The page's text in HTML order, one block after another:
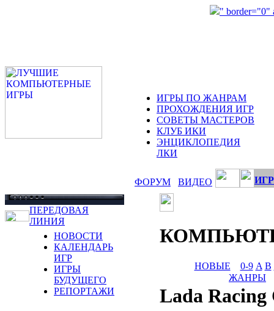
" border="0"
ИГРЫ ПО ЖАНРАМ
ПРОХОЖДЕНИЯ ИГР
СОВЕТЫ МАСТЕРОВ
КЛУБ ИКИ
ЭНЦИКЛОПЕДИЯ
ЛКИ
ФОРУМ ВИДЕО
ПЕРЕДОВАЯ
ЛИНИЯ
НОВОСТИ
КАЛЕНДАРЬ
ИГР
ИГРЫ
БУДУЩЕГО
РЕПОРТАЖИ
НОВЫЕ 0-9 A B
ЖАНРЫ
Lada Racing